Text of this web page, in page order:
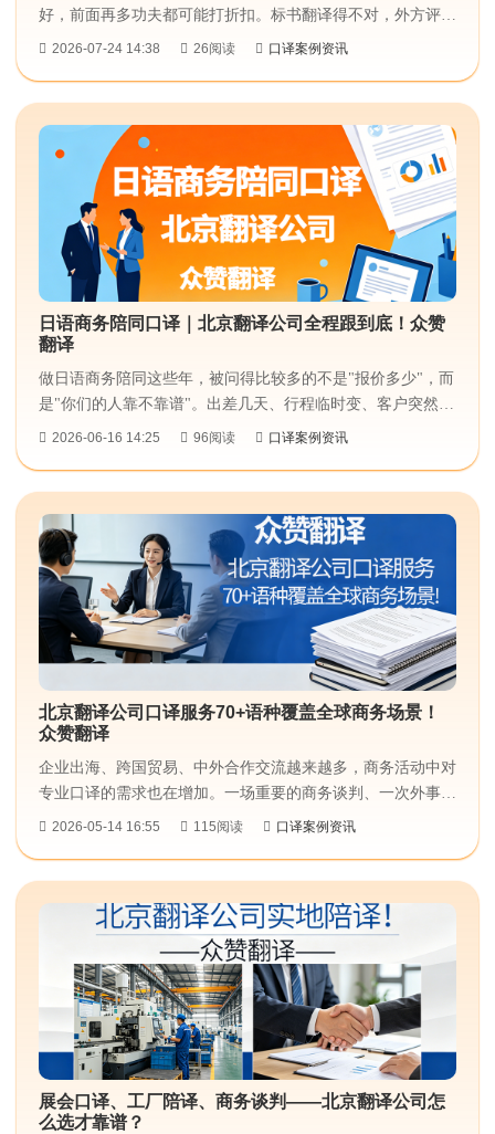
好，前面再多功夫都可能打折扣。标书翻译得不对，外方评审
看不懂，投标直接受影响；图书译文质量差，读者读着别扭，
比较常见的三个误区捋清楚，帮大家选翻译公司的时候少走弯
2026-07-24 14:38 26阅读 口译案例资讯
日语商务陪同口译｜北京翻译公司全程跟到底！众赞
翻译
做日语商务陪同这些年，被问得比较多的不是"报价多少"，而
是"你们的人靠不靠谱"。出差几天、行程临时变、客户突然聊
到专业话题——这些才是真正让人头疼的事。今天聊聊日语商
2026-06-16 14:25 96阅读 口译案例资讯
北京翻译公司口译服务70+语种覆盖全球商务场景！
众赞翻译
企业出海、跨国贸易、中外合作交流越来越多，商务活动中对
专业口译​的需求也在增加。一场重要的商务谈判、一次外事接
待、一场产品发布会，语言沟通的顺畅度直接影响合作效
2026-05-14 16:55 115阅读 口译案例资讯
展会口译、工厂陪译、商务谈判——北京翻译公司怎
么选才靠谱？